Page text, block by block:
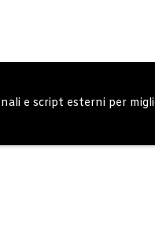
e script esterni per